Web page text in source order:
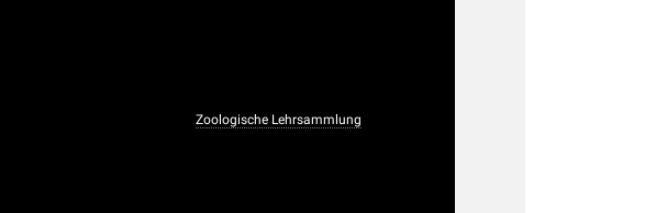
Zoologische Lehrsammlung